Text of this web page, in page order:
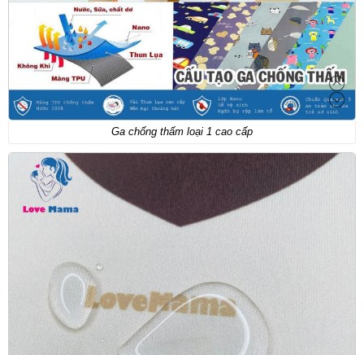
Ga chống thấm loại 1 cao cấp